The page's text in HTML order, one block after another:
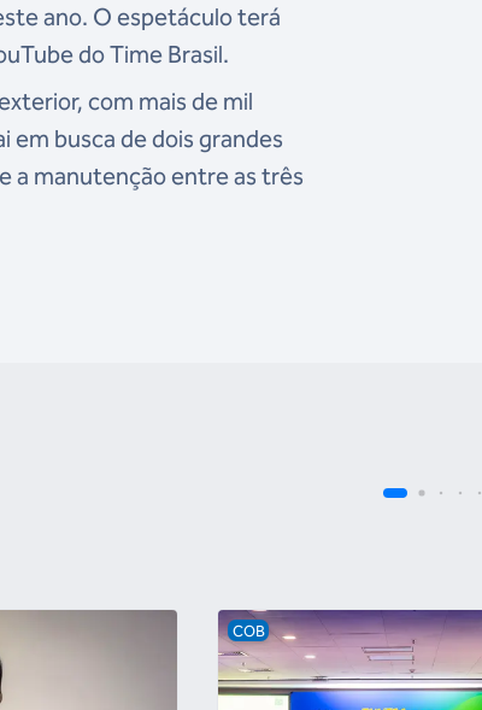
ano. O espetáculo terá
do Time Brasil.
com mais de mil
em busca de dois grandes
a manutenção entre as três
COB